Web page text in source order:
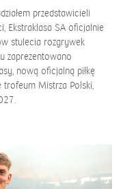
przedstawicieli
Ekstraklasa SA oficjalnie
stulecia rozgrywek
zaprezentowano
nową oficjalną piłkę
trofeum Mistrza Polski,